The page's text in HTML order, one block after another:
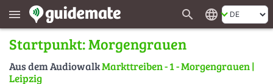
menu search language
Startpunkt: Morgengrauen
Aus dem AudiowalkMarkttreiben - 1 - Morgengrauen |
Leipzig